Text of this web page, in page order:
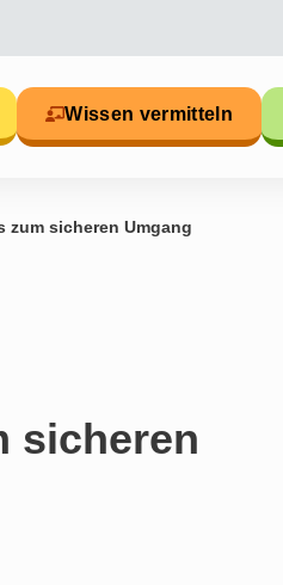
Wissen vermitteln
zum sicheren Umgang
sicheren